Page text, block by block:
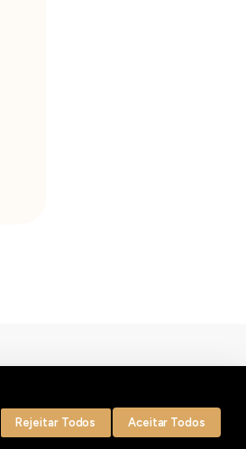
Bybluesoft.pt
Rejeitar Todos Aceitar Todos